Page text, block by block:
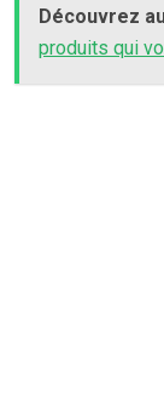
Découvrez
produits qui